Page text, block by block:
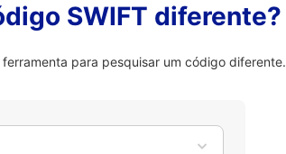
SWIFT diferente?
para pesquisar um código diferente.